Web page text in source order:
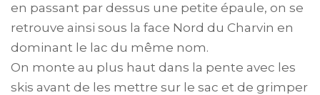
en passant par dessus une petite épaule, on se
retrouve ainsi sous la face Nord du Charvin en
dominant le lac du même nom.
On monte au plus haut dans la pente avec les
skis avant de les mettre sur le sac et de grimper